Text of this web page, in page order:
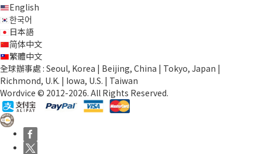
English
한국어
日本語
简体中文
繁體中文
全球辦事處 : Seoul, Korea | Beijing, China | Tokyo, Japan |
Richmond, U.K. | Iowa, U.S. | Taiwan
Wordvice © 2012-2026. All Rights Reserved.